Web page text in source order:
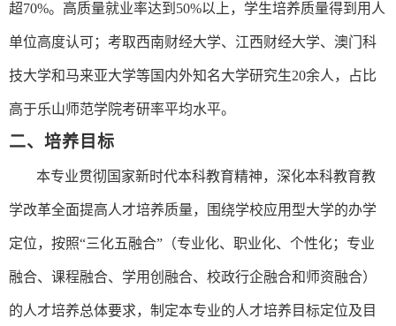
超70%。高质量就业率达到 50%以上，学生培养质量得到用人
单位高度认可；考取西南财经大学、江西财经大学、澳门科
技大学和马来亚大学等国内外知名大学研究生20余人，占比
高于乐山师范学院考研率平均水平。
二、培养目标
本专业贯彻国家新时代本科教育精神，深化本科教育教
学改革全面提高人才培养质量，围绕学校应用型大学的办学
定位，按照“三化五融合”（专业化、职业化、个性化；专业
融合、课程融合、学用创融合、校政行企融合和师资融合）
的人才培养总体要求，制定本专业的人才培养目标定位及目